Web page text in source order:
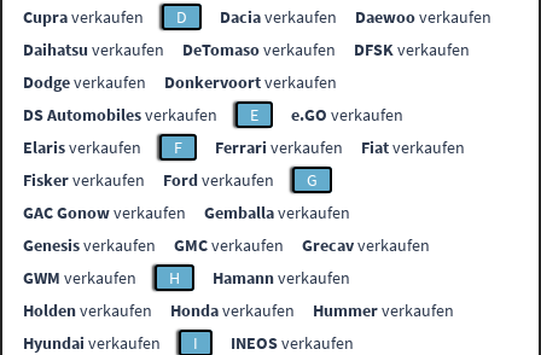
Cupraverkaufen D Daciaverkaufen Daewooverkaufen
Daihatsu verkaufen DeTomasoverkaufen DFSKverkaufen
Dodgeverkaufen Donkervoortverkaufen
DS Automobilesverkaufen E e.GO verkaufen
Elarisverkaufen F Ferrari verkaufen Fiatverkaufen
Fiskerverkaufen Fordverkaufen
G
GAC Gonowverkaufen Gemballaverkaufen
Genesisverkaufen GMCverkaufen Grecavverkaufen
GWM verkaufen H Hamannverkaufen
Holdenverkaufen Hondaverkaufen Hummerverkaufen
Hyundai verkaufen I INEOSverkaufen